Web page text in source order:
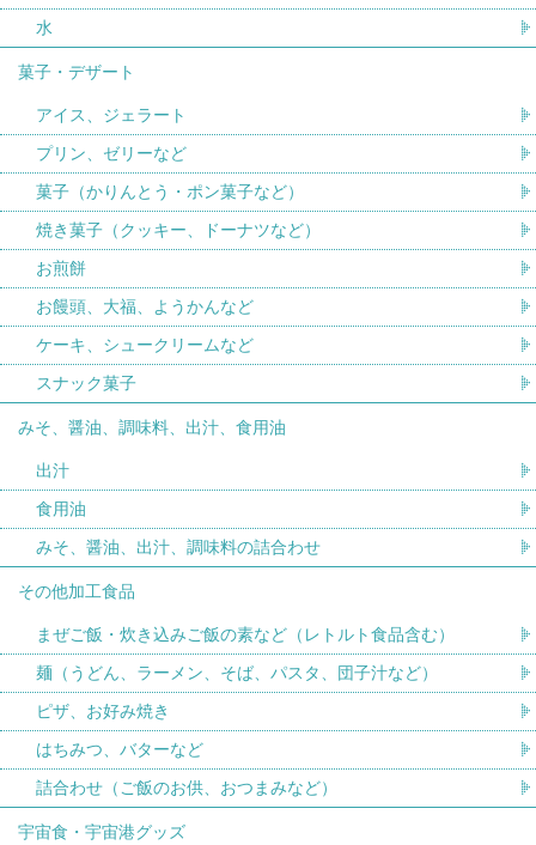
水
菓子・デザート
アイス、ジェラート
プリン、ゼリーなど
菓子（かりんとう・ポン菓子など）
焼き菓子（クッキー、ドーナツなど）
お煎餅
お饅頭、大福、ようかんなど
ケーキ、シュークリームなど
スナック菓子
みそ、醤油、調味料、出汁、食用油
出汁
食用油
みそ、醤油、出汁、調味料の詰合わせ
その他加工食品
まぜご飯・炊き込みご飯の素など（レトルト食品含む）
麺（うどん、ラーメン、そば、パスタ、団子汁など）
ピザ、お好み焼き
はちみつ、バターなど
詰合わせ（ご飯のお供、おつまみなど）
宇宙食・宇宙港グッズ